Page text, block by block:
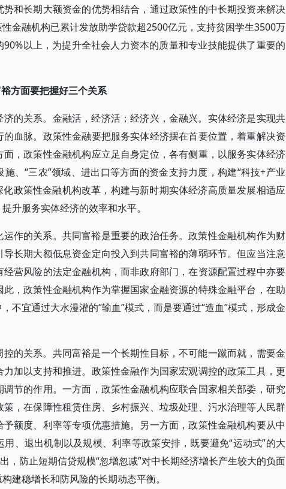
和长期大额资金的优势相结合，通过政策性的中长期投资来解决
金融机构已累计发放助学贷款超2500亿元，支持贫困学生3500万
以上，为提升全社会人力资本的质量和专业技能提供了重要的
方面要把握好三个关系
的关系。金融活，经济活；经济兴，金融兴。实体经济是实现共
血脉。政策性金融要把服务实体经济摆在首要位置，着重解决资
，政策性金融机构应立足自身定位，各有侧重，以服务实体经济
、“三农”领域、进出口等方面的资金支持力度，构建“科技+产业
政策性金融机构改革，构建与新时期实体经济高质量发展相适应
升服务实体经济的效率和水平。
作的关系。共同富裕是重要的政治任务。政策性金融机构作为财
长期大额低息资金定向投入到共同富裕的薄弱环节。但应当注意
营风险的法定金融机构，而非政府部门，在资源配置过程中亦要
，政策性金融机构作为掌握国家金融资源的特殊金融平台，在助
不宜通过大水漫灌的“输血”模式，而是要通过“造血”模式，形成金
的关系。共同富裕是一个长期性目标，不可能一蹴而就，需要金
加以支持和推进。政策性金融作为国家宏观调控的政策工具，更
节的作用。一方面，政策性金融机构应联合国家相关部委，研究
，在保障性租赁住房、乡村振兴、垃圾处理、污水治理等人民群
额度、利率等专项优惠措施。另一方面，政策性金融机构要从中
、退出机制以及规模、利率等政策安排，既要避免“运动式”的大
，防止短期信贷规模“忽增忽减”对中长期经济增长产生较大的负面
建稳增长和防风险的长期动态平衡。